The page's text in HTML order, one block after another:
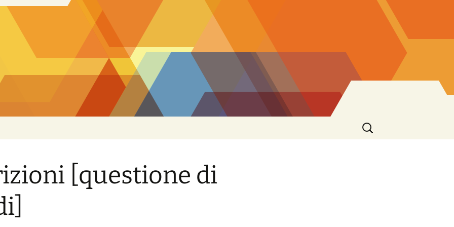
Ricerca
per:
[questione di